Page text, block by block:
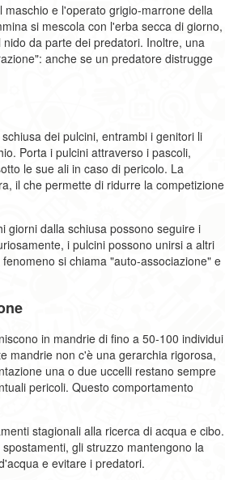
e l'operato grigio-marrone della
si mescola con l'erba secca di giorno,
da parte dei predatori. Inoltre, una
anche se un predatore distrugge
dei pulcini, entrambi i genitori li
Porta i pulcini attraverso i pascoli,
le sue ali in caso di pericolo. La
il che permette di ridurre la competizione
giorni dalla schiusa possono seguire i
i pulcini possono unirsi a altri
si chiama "auto-associazione" e
in mandrie di fino a 50-100 individui
mandrie non c'è una gerarchia rigorosa,
una o due uccelli restano sempre
pericoli. Questo comportamento
stagionali alla ricerca di acqua e cibo.
gli struzzo mantengono la
e evitare i predatori.